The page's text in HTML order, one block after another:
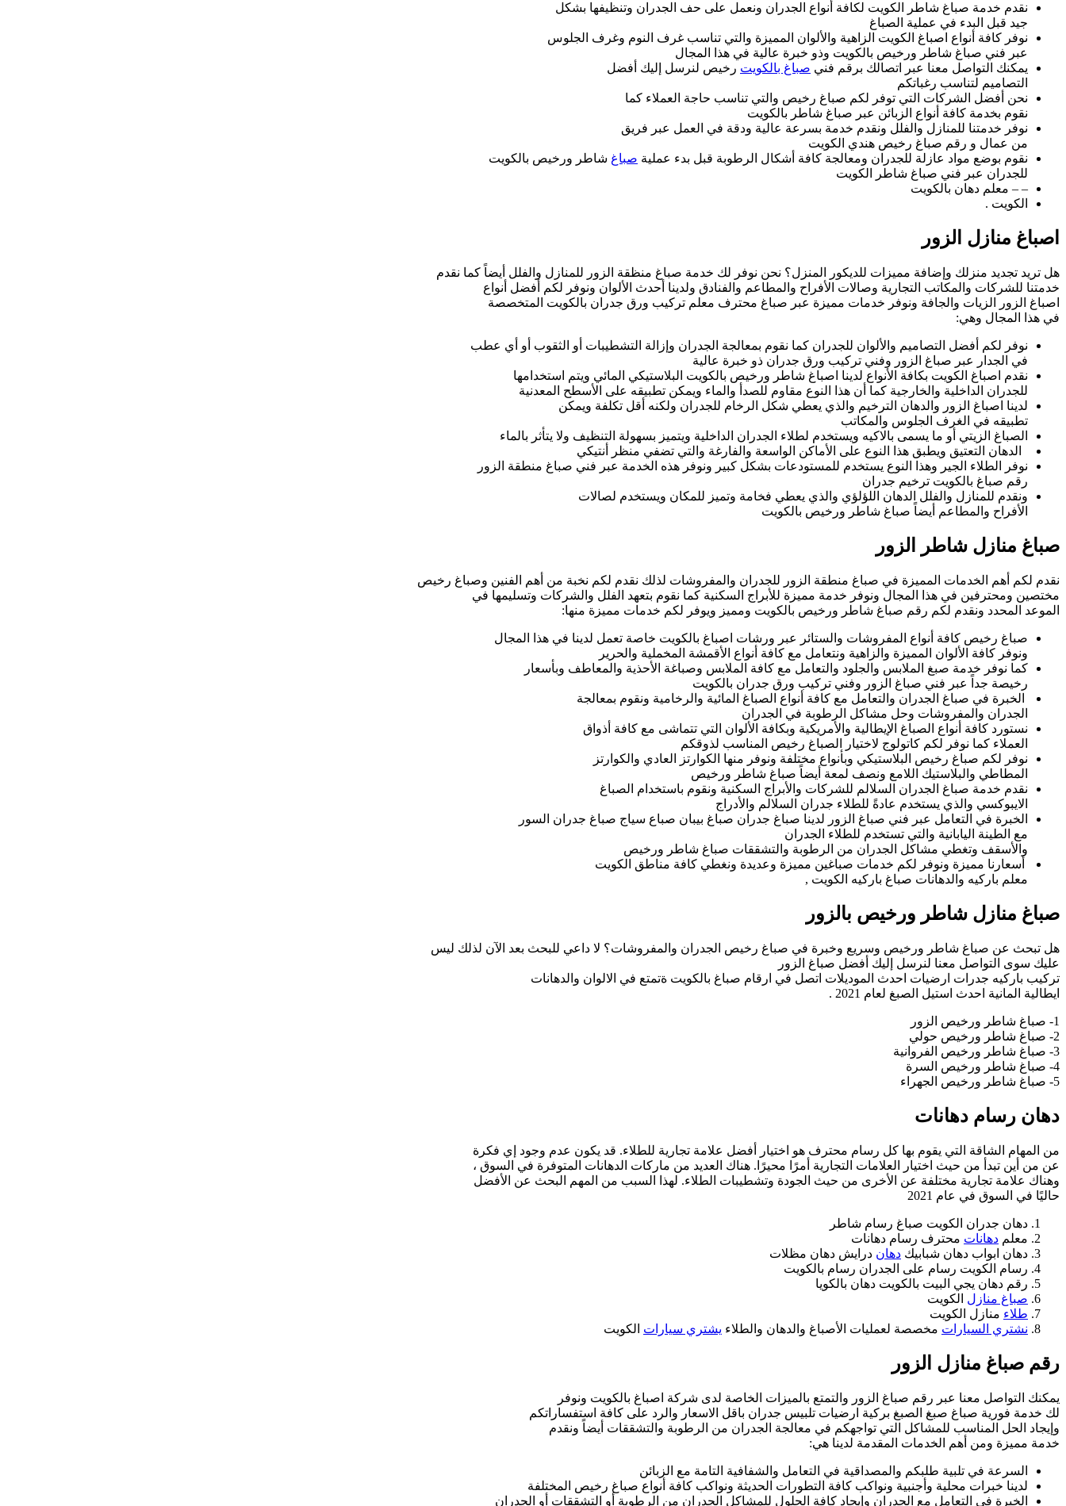
نقدم خدمة صباغ شاطر الكويت لكافة أنواع الجدران ونعمل على حف الجدران وتنظيفها بشكل
جيد قبل البدء في عملية الصباغ
نوفر كافة أنواع اصباغ الكويت الزاهية والألوان المميزة والتي تناسب غرف النوم وغرف الجلوس
عبر فني صباغ شاطر ورخيص بالكويت وذو خبرة عالية في هذا المجال
يمكنك التواصل معنا عبر اتصالك برقم فني صباغ بالكويت رخيص لنرسل إليك أفضل
التصاميم لتناسب رغباتكم
نحن أفضل الشركات التي توفر لكم صباغ رخيص والتي تناسب حاجة العملاء كما
نقوم بخدمة كافة أنواع الزبائن عبر صباغ شاطر بالكويت
نوفر خدمتنا للمنازل والفلل ونقدم خدمة بسرعة عالية ودقة في العمل عبر فريق
من عمال و رقم صباغ رخيص هندي الكويت
نقوم بوضع مواد عازلة للجدران ومعالجة كافة أشكال الرطوبة قبل بدء عملية صباغ شاطر ورخيص بالكويت
للجدران عبر فني صباغ شاطر الكويت
– – معلم دهان بالكويت
الكويت .
اصباغ منازل الزور
هل تريد تجديد منزلك وإضافة مميزات للديكور المنزل؟ نحن نوفر لك خدمة صباغ منظقة الزور للمنازل والفلل أيضاً كما نقدم
خدمتنا للشركات والمكاتب التجارية وصالات الأفراح والمطاعم والفنادق ولدينا أحدث الألوان ونوفر لكم أفضل أنواع
اصباغ الزور الزيات والجافة ونوفر خدمات مميزة عبر صباغ محترف معلم تركيب ورق جدران بالكويت المتخصصة
في هذا المجال وهي:
نوفر لكم أفضل التصاميم والألوان للجدران كما نقوم بمعالجة الجدران وإزالة التشطيبات أو الثقوب أو أي عطب
في الجدار عبر صباغ الزور وفني تركيب ورق جدران ذو خبرة عالية
نقدم اصباغ الكويت بكافة الأنواع لدينا اصباغ شاطر ورخيص بالكويت البلاستيكي المائي ويتم استخدامها
للجدران الداخلية والخارجية كما أن هذا النوع مقاوم للصدأ والماء ويمكن تطبيقه على الأسطح المعدنية
لدينا اصباغ الزور والدهان الترخيم والذي يعطي شكل الرخام للجدران ولكنه أقل تكلفة ويمكن
تطبيقه في الغرف الجلوس والمكاتب
الصباغ الزيتي أو ما يسمى بالاكيه ويستخدم لطلاء الجدران الداخلية ويتميز بسهولة التنظيف ولا يتأثر بالماء
الدهان التعتيق ويطبق هذا النوع على الأماكن الواسعة والفارغة والتي تضفي منظر أنتيكي
نوفر الطلاء الجير وهذا النوع يستخدم للمستودعات بشكل كبير ونوفر هذه الخدمة عبر فني صباغ منطقة الزور
رقم صباغ بالكويت ترخيم جدران
ونقدم للمنازل والفلل الدهان اللؤلؤي والذي يعطي فخامة وتميز للمكان ويستخدم لصالات
الأفراح والمطاعم أيضاً صباغ شاطر ورخيص بالكويت
صباغ منازل شاطر الزور
نقدم لكم أهم الخدمات المميزة في صباغ منطقة الزور للجدران والمفروشات لذلك نقدم لكم نخبة من أهم الفنين وصباغ رخيص
مختصين ومحترفين في هذا المجال ونوفر خدمة مميزة للأبراج السكنية كما نقوم بتعهد الفلل والشركات وتسليمها في
الموعد المحدد ونقدم لكم رقم صباغ شاطر ورخيص بالكويت ومميز ويوفر لكم خدمات مميزة منها:
صباغ رخيص كافة أنواع المفروشات والستائر عبر ورشات اصباغ بالكويت خاصة تعمل لدينا في هذا المجال
ونوفر كافة الألوان المميزة والزاهية ونتعامل مع كافة أنواع الأقمشة المخملية والحرير
كما نوفر خدمة صبغ الملابس والجلود والتعامل مع كافة الملابس وصباغة الأحذية والمعاطف وبأسعار
رخيصة جداً عبر فني صباغ الزور وفني تركيب ورق جدران بالكويت
الخبرة في صباغ الجدران والتعامل مع كافة أنواع الصباغ المائية والرخامية ونقوم بمعالجة
الجدران والمفروشات وحل مشاكل الرطوبة في الجدران
نستورد كافة أنواع الصباغ الإيطالية والأمريكية وبكافة الألوان التي تتماشى مع كافة أذواق
العملاء كما نوفر لكم كاتولوج لاختيار الصباغ رخيص المناسب لذوقكم
نوفر لكم صباغ رخيص البلاستيكي وبأنواع مختلفة ونوفر منها الكوارتز العادي والكوارتز
المطاطي والبلاستيك اللامع ونصف لمعة أيضاً صباغ شاطر ورخيص
نقدم خدمة صباغ الجدران السلالم للشركات والأبراج السكنية ونقوم باستخدام الصباغ
الايبوكسي والذي يستخدم عادةً للطلاء جدران السلالم والأدراج
الخبرة في التعامل عبر فني صباغ الزور لدينا صباغ جدران صباغ بيبان صباع سياج صباغ جدران السور
مع الطينة اليابانية والتي تستخدم للطلاء الجدران
والأسقف وتغطي مشاكل الجدران من الرطوبة والتشققات صباغ شاطر ورخيص
أسعارنا مميزة ونوفر لكم خدمات صباغين مميزة وعديدة ونغطي كافة مناطق الكويت
معلم باركيه والدهانات صباغ باركيه الكويت ,
صباغ منازل شاطر ورخيص بالزور
هل تبحث عن صباغ شاطر ورخيص وسريع وخبرة في صباغ رخيص الجدران والمفروشات؟ لا داعي للبحث بعد الآن لذلك ليس
عليك سوى التواصل معنا لنرسل إليك أفضل صباغ الزور
تركيب باركيه جدرات ارضيات احدث الموديلات اتصل في ارقام صباغ بالكويت ةتمتع في الالوان والدهانات
ايطالية المانية احدث استيل الصبغ لعام 2021 .
1- صباغ شاطر ورخيص الزور
2- صباغ شاطر ورخيص حولي
3- صباغ شاطر ورخيص الفروانية
4- صباغ شاطر ورخيص السرة
5- صباغ شاطر ورخيص الجهراء
دهان رسام دهانات
من المهام الشاقة التي يقوم بها كل رسام محترف هو اختيار أفضل علامة تجارية للطلاء. قد يكون عدم وجود إي فكرة
عن من أين تبدأ من حيث اختيار العلامات التجارية أمرًا محيرًا. هناك العديد من ماركات الدهانات المتوفرة في السوق ،
وهناك علامة تجارية مختلفة عن الأخرى من حيث الجودة وتشطيبات الطلاء. لهذا السبب من المهم البحث عن الأفضل
حاليًا في السوق في عام 2021
دهان جدران الكويت صباغ رسام شاطر
معلم دهانات محترف رسام دهانات
دهان ابواب دهان شبابيك دهان درايش دهان مظلات
رسام الكويت رسام على الجدران رسام بالكويت
رقم دهان يجي البيت بالكويت دهان بالكويا
صباغ منازل الكويت
طلاء منازل الكويت
نشتري السيارات مخصصة لعمليات الأصباغ والدهان والطلاء يشتري سيارات الكويت
رقم صباغ منازل الزور
يمكنك التواصل معنا عبر رقم صباغ الزور والتمتع بالميزات الخاصة لدى شركة اصباغ بالكويت ونوفر
لك خدمة فورية صباغ صبغ الصبغ بركية ارضيات تلبيس جدران باقل الاسعار والرد على كافة استفساراتكم
وإيجاد الحل المناسب للمشاكل التي تواجهكم في معالجة الجدران من الرطوبة والتشققات أيضاً ونقدم
خدمة مميزة ومن أهم الخدمات المقدمة لدينا هي:
السرعة في تلبية طلبكم والمصداقية في التعامل والشفافية التامة مع الزبائن
لدينا خبرات محلية وأجنبية ونواكب كافة التطورات الحديثة ونواكب كافة أنواع صباغ رخيص المختلفة
الخبرة في التعامل مع الجدران وإيجاد كافة الحلول للمشاكل الجدران من الرطوبة أو التشققات أو الجدران